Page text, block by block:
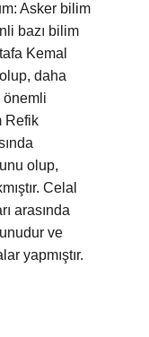
Asker bilim
bazı bilim
Kemal
daha
önemli
Refik
olup,
Celal
arasında
ve
yapmıştır.